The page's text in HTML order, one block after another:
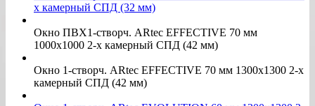
х камерный СПД (32 мм)
Окно ПВХ1-створч. ARtec EFFECTIVE 70 мм
1000х1000 2-х камерный СПД (42 мм)
Окно 1-створч. ARtec EFFECTIVE 70 мм 1300х1300 2-х
камерный СПД (42 мм)